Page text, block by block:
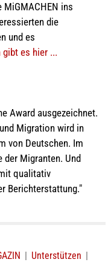
MiGMACHEN ins
die
und es
es hier ...
Award ausgezeichnet.
Migration wird in
von Deutschen. Im
Migranten. Und
qualitativ
Berichterstattung."
| Unterstützen |